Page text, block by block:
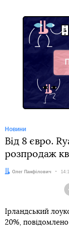
Новини
Від 8 євро.
розпродаж
Автор:
Олег Панфілович
Ірландський
20%, повідомлено